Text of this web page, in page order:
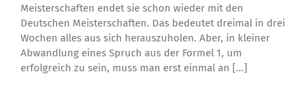
Meisterschaften endet sie schon wieder mit den
Deutschen Meisterschaften. Das bedeutet dreimal in drei
Wochen alles aus sich herauszuholen. Aber, in kleiner
Abwandlung eines Spruch aus der Formel 1, um
erfolgreich zu sein, muss man erst einmal an [...]